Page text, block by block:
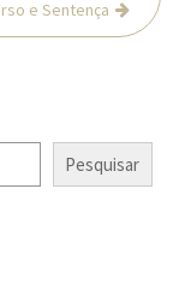
e Sentença
Pesquisar